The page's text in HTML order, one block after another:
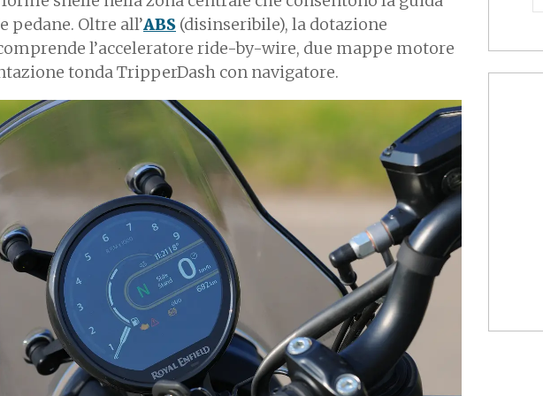
pedane. Oltre all’ABS (disinseribile), la dotazione
l’acceleratore ride-by-wire, due mappe motore
tonda TripperDash con navigatore.